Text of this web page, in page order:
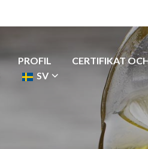
PROFIL CERTIFIKAT
SV